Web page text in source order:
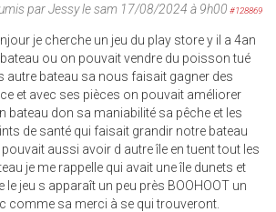
parJessyle sam 17/08/2024 à 9h00 #128869
je cherche un jeu du play store y il a 4an
ou on pouvait vendre du poisson tué
autre bateau sa nous faisait gagner des
et avec ses pièces on pouvait améliorer
bateau don sa maniabilité sa pêche et les
de santé qui faisait grandir notre bateau
aussi avoir d autre île en tuent tout les
je me rappelle qui avait une île dunets et
le jeu s apparaît un peu près BOOHOOT un
comme sa merci à se qui trouveront.